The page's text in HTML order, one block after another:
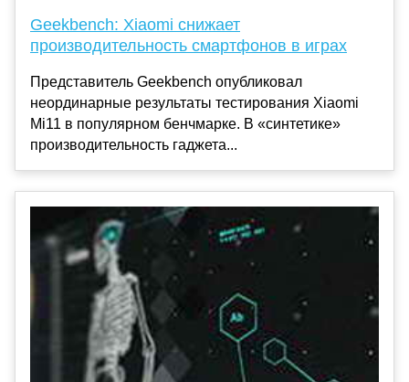
Geekbench: Xiaomi снижает
производительность смартфонов в играх
Представитель Geekbench опубликовал
неординарные результаты тестирования Xiaomi
Mi11 в популярном бенчмарке. В «синтетике»
производительность гаджета...